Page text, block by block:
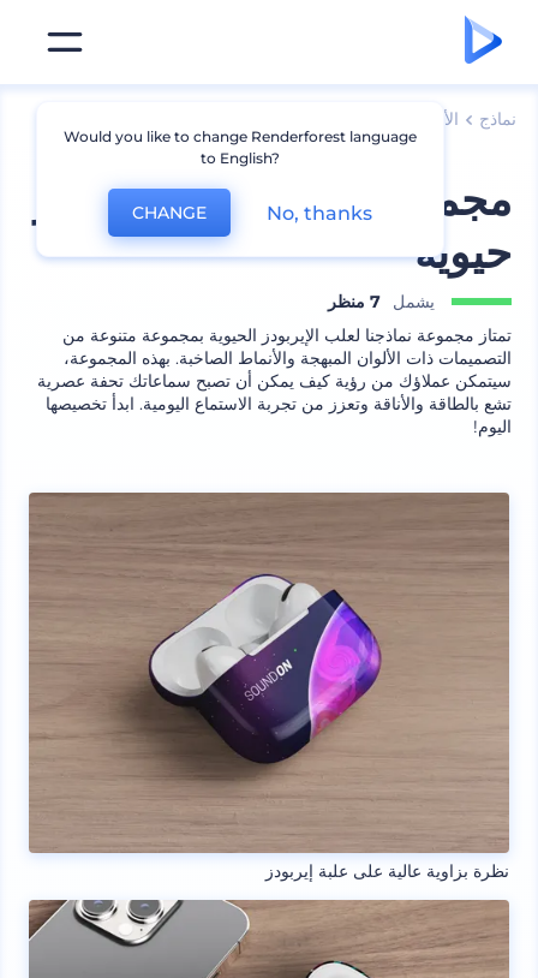
نماذج الأجهزة
مجموعة نماذج علبة إيربودز
حيوية
يشمل
7 منظر
تمتاز مجموعة نماذجنا لعلب الإيربودز الحيوية بمجموعة متنوعة من
التصميمات ذات الألوان المبهجة والأنماط الصاخبة. بهذه المجموعة،
سيتمكن عملاؤك من رؤية كيف يمكن أن تصبح سماعاتك تحفة عصرية
تشع بالطاقة والأناقة وتعزز من تجربة الاستماع اليومية. ابدأ تخصيصها
اليوم!
نظرة بزاوية عالية على علبة إيربودز
Would you like to change Renderforest language
to English?
CHANGE No, thanks